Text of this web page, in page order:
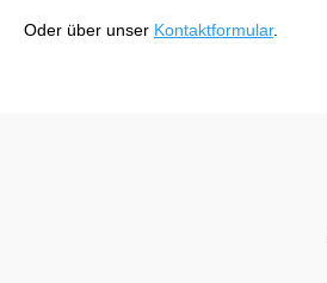
Oder über unser Kontaktformular.